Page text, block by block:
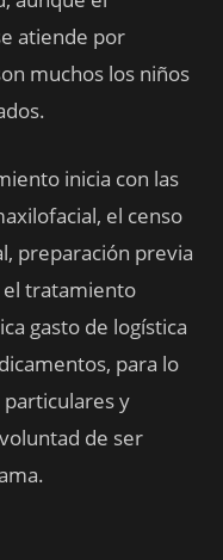
atiende por
muchos los niños
inicia con las
el censo
preparación previa
el tratamiento
gasto de logística
para lo
y
de ser